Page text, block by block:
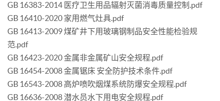
GB 16383-2014 医疗卫生用品辐射灭菌消毒质量控制.pdf
GB 16410-2020 家用燃气灶具.pdf
GB 16413-2009 煤矿井下用玻璃钢制品安全性能检验规
范.pdf
GB 16423-2020 金属非金属矿山安全规程.pdf
GB 16454-2008 金属锯床 安全防护技术条件.pdf
GB 16543-2008 高炉喷吹烟煤系统防爆安全规程.pdf
GB 16636-2008 潜水员水下用电安全规程.pdf